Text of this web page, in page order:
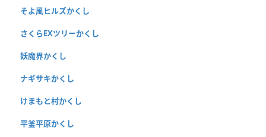
そよ風ヒルズかくし
さくらEXツリーかくし
妖魔界かくし
ナギサキかくし
けまもと村かくし
平釜平原かくし